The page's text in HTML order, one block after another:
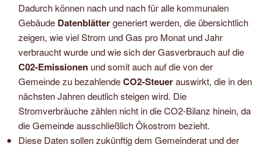
Dadurch können nach und nach für alle kommunalen
Gebäude Datenblättergeneriert werden, die übersichtlich
zeigen, wie viel Strom und Gas pro Monat und Jahr
verbraucht wurde und wie sich der Gasverbrauch auf die
C02-Emissionen und somit auch auf die von der
Gemeinde zu bezahlendeCO2-Steuerauswirkt, die in den
nächsten Jahren deutlich steigen wird. Die
Stromverbräuche zählen nicht in die CO2-Bilanz hinein, da
die Gemeinde ausschließlich Ökostrom bezieht.
Diese Daten sollen zukünftig dem Gemeinderat und der